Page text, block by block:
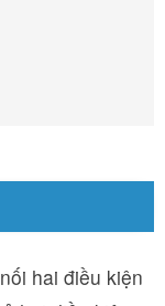
hai điều kiện